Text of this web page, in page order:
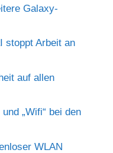
Galaxy-
stoppt Arbeit an
auf allen
„Wifi“ bei den
WLAN